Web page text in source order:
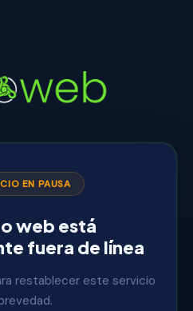
EN PAUSA
web está
fuera de línea
restablecer este servicio